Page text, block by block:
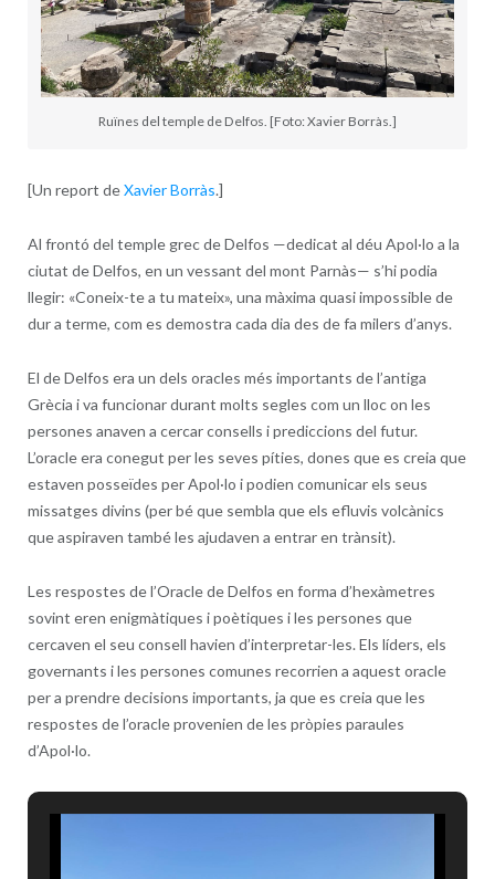
Ruïnes del temple de Delfos. [Foto: Xavier Borràs.]
[Un report deXavier Borràs.]
Al frontó del temple grec de Delfos —dedicat al déu Apol·lo a la
ciutat de Delfos, en un vessant del mont Parnàs— s’hi podia
llegir: «Coneix-te a tu mateix», una màxima quasi impossible de
dur a terme, com es demostra cada dia des de fa milers d’anys.
El de Delfos era un dels oracles més importants de l’antiga
Grècia i va funcionar durant molts segles com un lloc on les
persones anaven a cercar consells i prediccions del futur.
L’oracle era conegut per les seves píties, dones que es creia que
estaven posseïdes per Apol·lo i podien comunicar els seus
missatges divins (per bé que sembla que els efluvis volcànics
que aspiraven també les ajudaven a entrar en trànsit).
Les respostes de l’Oracle de Delfos en forma d’hexàmetres
sovint eren enigmàtiques i poètiques i les persones que
cercaven el seu consell havien d’interpretar-les. Els líders, els
governants i les persones comunes recorrien a aquest oracle
per a prendre decisions importants, ja que es creia que les
respostes de l’oracle provenien de les pròpies paraules
d’Apol·lo.